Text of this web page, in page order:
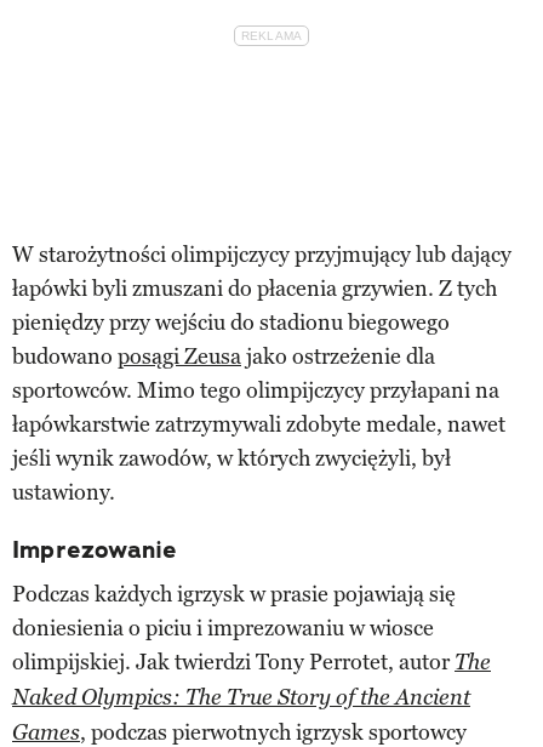
W starożytności olimpijczycy przyjmujący lub dający
łapówki byli zmuszani do płacenia grzywien. Z tych
pieniędzy przy wejściu do stadionu biegowego
budowano posągi Zeusajako ostrzeżenie dla
sportowców. Mimo tego olimpijczycy przyłapani na
łapówkarstwie zatrzymywali zdobyte medale, nawet
jeśli wynik zawodów, w których zwyciężyli, był
ustawiony.
Imprezowanie
Podczas każdych igrzysk w prasie pojawiają się
doniesienia o piciu i imprezowaniu w wiosce
olimpijskiej. Jak twierdzi Tony Perrotet, autorThe
Naked Olympics: The True Story of the Ancient
Games, podczas pierwotnych igrzysk sportowcy